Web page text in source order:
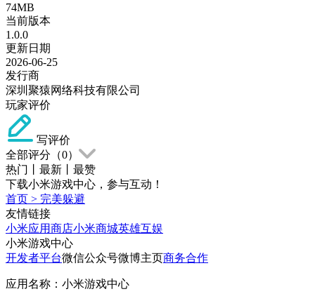
74MB
当前版本
1.0.0
更新日期
2026-06-25
发行商
深圳聚猿网络科技有限公司
玩家评价
写评价
全部评分（0）
热门
最新
最赞
下载小米游戏中心，参与互动！
首页 > 完美躲避
友情链接
小米应用商店小米商城英雄互娱
小米游戏中心
开发者平台微信公众号微博主页商务合作
应用名称：小米游戏中心